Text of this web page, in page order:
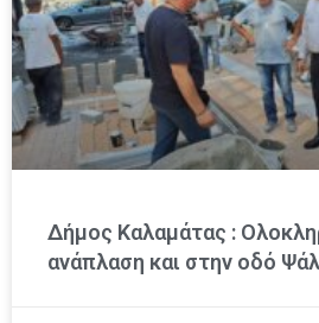
Δήμος Καλαμάτας :
ανάπλαση και στην οδό